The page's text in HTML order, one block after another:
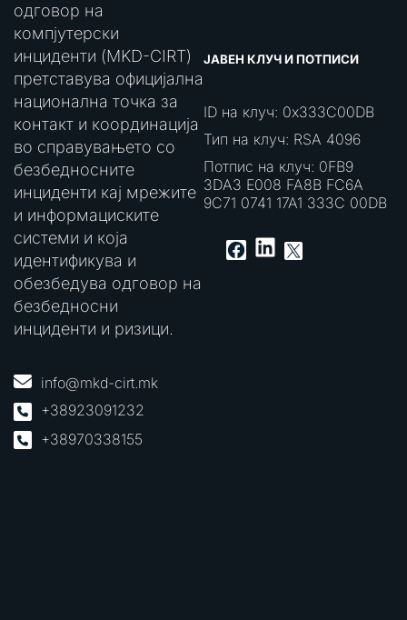
одговор на
компјутерски
инциденти (MKD-CIRT)
претставува официјална
национална точка за
контакт и координација
во справувањето со
безбедносните
инциденти кај мрежите
и информациските
системи и која
идентификува и
обезбедува одговор на
безбедносни
инциденти и ризици.
info@mkd-cirt.mk
+38923091232
+38970338155
ЈАВЕН КЛУЧ И ПОТПИСИ
ID на клуч: 0x333C00DB
Тип на клуч: RSA 4096
Потпис на клуч: 0FB9
3DA3 E008 FA8B FC6A
9C71 0741 17A1 333C 00DB
Facebook
LinkedIn
X